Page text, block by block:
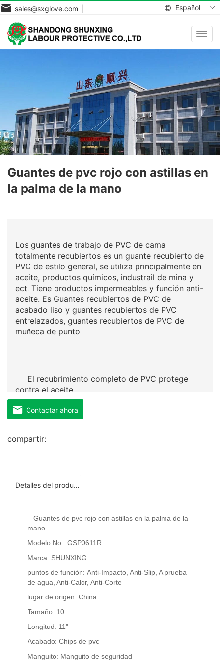
Español
sales@sxglove.com |
Guantes de pvc rojo con astillas en
la palma de la mano
Los guantes de trabajo de PVC de cama
totalmente recubiertos es un guante recubierto de
PVC de estilo general, se utiliza principalmente en
aceite, productos químicos, industrail de mina y
ect. Tiene productos impermeables y función anti-
aceite. Es Guantes recubiertos de PVC de
acabado liso y guantes recubiertos de PVC
entrelazados, guantes recubiertos de PVC de
muñeca de punto
El recubrimiento completo de PVC protege
contra el aceite
Contactar ahora
compartir:
Detalles del producto
Guantes de pvc rojo con astillas en la palma de la
mano
Modelo No.: GSP0611R
Marca: SHUNXING
puntos de función: Anti-Impacto, Anti-Slip, A prueba
de agua, Anti-Calor, Anti-Corte
lugar de origen: China
Tamaño: 10
Longitud: 11"
Acabado: Chips de pvc
Manguito: Manguito de seguridad